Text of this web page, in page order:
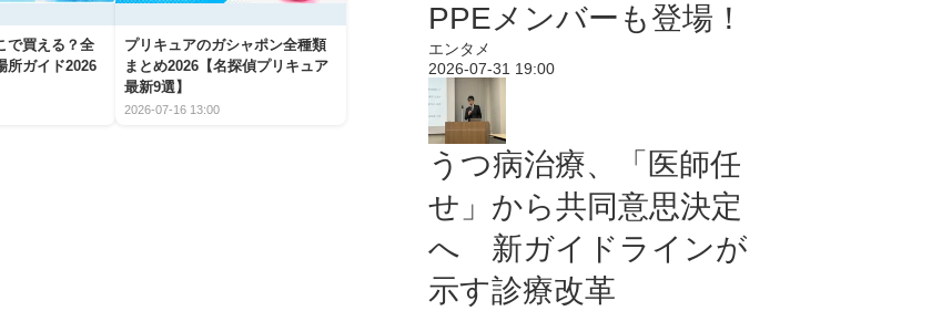
で買える？全
所ガイド2026
プリキュアのガシャポン全種類
まとめ2026【名探偵プリキュア
最新9選】
2026-07-16 13:00
PPEメンバーも登場！
エンタメ
2026-07-31 19:00
うつ病治療、「医師任
せ」から共同意思決定
へ 新ガイドラインが
示す診療改革